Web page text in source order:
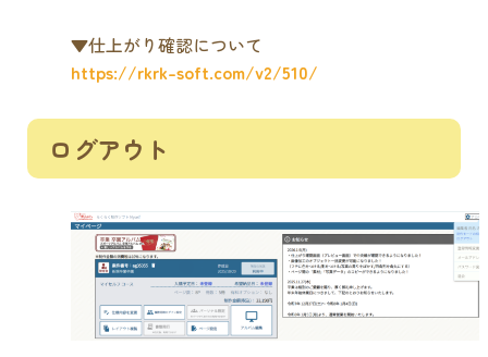
▼仕上がり確認について
https://rkrk-soft.com/v2/510/
ログアウト